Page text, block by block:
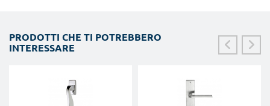
PRODOTTI CHE TI POTREBBERO
INTERESSARE